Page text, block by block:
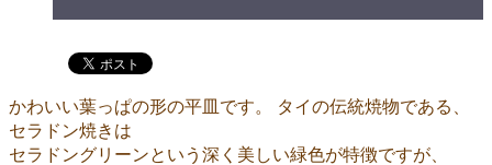
かわいい葉っぱの形の平皿です。 タイの伝統焼物である、
セラドン焼きは
セラドングリーンという深く美しい緑色が特徴ですが、